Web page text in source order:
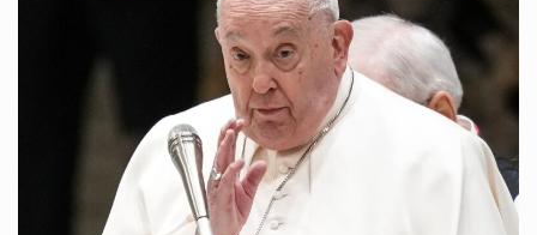
DEL
PAPA
FRANCISCO
SE
MANTIENE
ESTABLE,
PERO
SU
RECUPERACIÓN